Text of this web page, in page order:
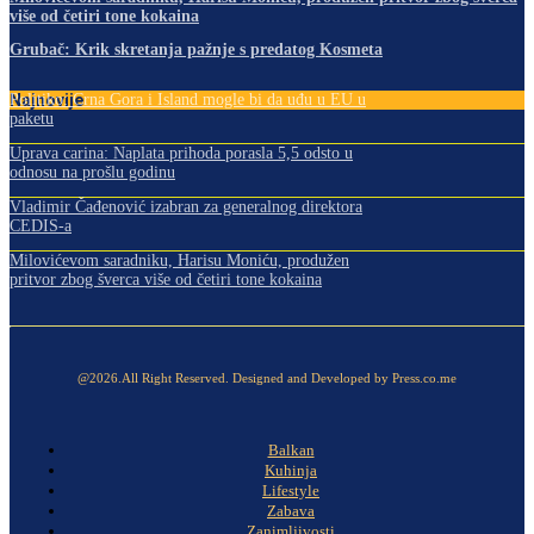
više od četiri tone kokaina
Grubač: Krik skretanja pažnje s predatog Kosmeta
Najnovije
Politiko: Crna Gora i Island mogle bi da uđu u EU u
paketu
Uprava carina: Naplata prihoda porasla 5,5 odsto u
odnosu na prošlu godinu
Vladimir Čađenović izabran za generalnog direktora
CEDIS-a
Milovićevom saradniku, Harisu Moniću, produžen
pritvor zbog šverca više od četiri tone kokaina
@2026.All Right Reserved. Designed and Developed by Press.co.me
Balkan
Kuhinja
Lifestyle
Zabava